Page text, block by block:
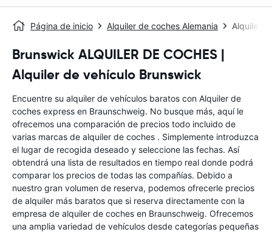
Página de inicio Alquiler de coches Alemania Alquiler
Brunswick ALQUILER DE COCHES |
Alquiler de vehículo Brunswick
Encuentre su alquiler de vehículos baratos con Alquiler de
coches express en Braunschweig. No busque más, aquí le
ofrecemos una comparación de precios todo incluido de
varias marcas de alquiler de coches . Simplemente introduzca
el lugar de recogida deseado y seleccione las fechas. Así
obtendrá una lista de resultados en tiempo real donde podrá
comparar los precios de todas las compañías. Debido a
nuestro gran volumen de reserva, podemos ofrecerle precios
de alquiler más baratos que si reserva directamente con la
empresa de alquiler de coches en Braunschweig. Ofrecemos
una amplia variedad de vehículos desde categorías pequeñas